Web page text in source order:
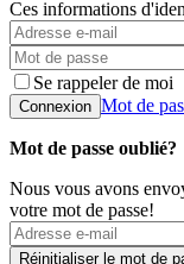
Ces informations
Se rappeler de moi
Connexion Mot de
Mot de passe oublié?
Nous vous avons
votre mot de passe!
Réinitialiser le mot de